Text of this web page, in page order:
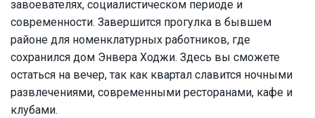
завоевателях, социалистическом периоде и
современности. Завершится прогулка в бывшем
районе для номенклатурных работников, где
сохранился дом Энвера Ходжи. Здесь вы сможете
остаться на вечер, так как квартал славится ночными
развлечениями, современными ресторанами, кафе и
клубами.